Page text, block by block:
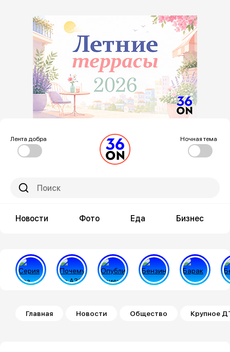
Лента добра Ночная тема
Новости Фото Еда Бизнес
Строка навигации
Главная Новости Общество Крупное